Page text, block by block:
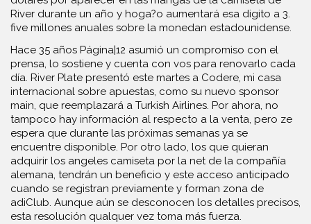
River durante un año y hoga?o aumentará esa digito a 3.
five millones anuales sobre la monedan estadounidense.
Hace 35 años Página|12 asumió un compromiso con el
prensa, lo sostiene y cuenta con vos para renovarlo cada
día. River Plate presentó este martes a Codere, mi casa
internacional sobre apuestas, como su nuevo sponsor
main, que reemplazará a Turkish Airlines. Por ahora, no
tampoco hay información al respecto a la venta, pero ze
espera que durante las próximas semanas ya se
encuentre disponible. Por otro lado, los que quieran
adquirir los angeles camiseta por la net de la compañía
alemana, tendrán un beneficio y este acceso anticipado
cuando se registran previamente y forman zona de
adiClub. Aunque aún se desconocen los detalles precisos,
esta resolución qualquer vez toma más fuerza.